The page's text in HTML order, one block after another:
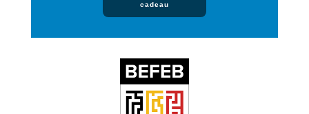
cadeau